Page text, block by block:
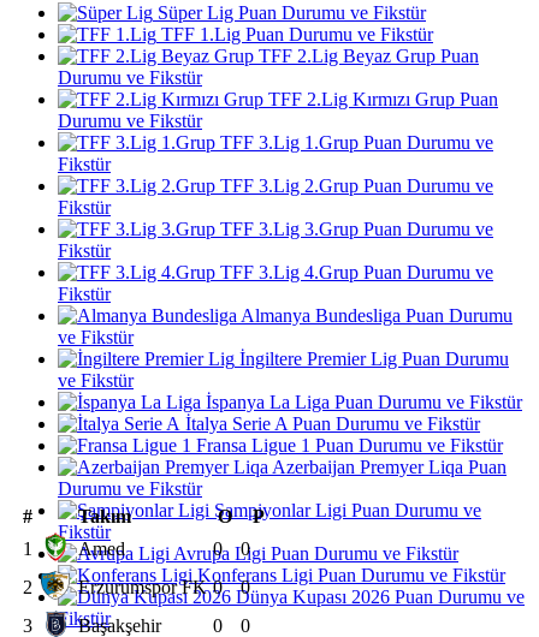
Süper Lig Puan Durumu ve Fikstür
TFF 1.Lig Puan Durumu ve Fikstür
TFF 2.Lig Beyaz Grup Puan
Durumu ve Fikstür
TFF 2.Lig Kırmızı Grup Puan
Durumu ve Fikstür
TFF 3.Lig 1.Grup Puan Durumu ve
Fikstür
TFF 3.Lig 2.Grup Puan Durumu ve
Fikstür
TFF 3.Lig 3.Grup Puan Durumu ve
Fikstür
TFF 3.Lig 4.Grup Puan Durumu ve
Fikstür
Almanya Bundesliga Puan Durumu
ve Fikstür
İngiltere Premier Lig Puan Durumu
ve Fikstür
İspanya La Liga Puan Durumu ve Fikstür
İtalya Serie A Puan Durumu ve Fikstür
Fransa Ligue 1 Puan Durumu ve Fikstür
Azerbaijan Premyer Liqa Puan
Durumu ve Fikstür
Şampiyonlar Ligi Puan Durumu ve
Fikstür
Avrupa Ligi Puan Durumu ve Fikstür
Konferans Ligi Puan Durumu ve Fikstür
Dünya Kupası 2026 Puan Durumu ve
Fikstür
# Takım O
P
1
Amed 0
0
2
Erzurumspor FK 0
0
3
Başakşehir 0
0